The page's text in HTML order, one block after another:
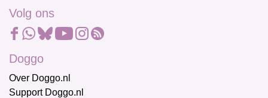
Volg ons
Doggo
Over Doggo.nl
Support Doggo.nl